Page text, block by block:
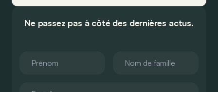
Ne passez pas à côté des dernières actus.